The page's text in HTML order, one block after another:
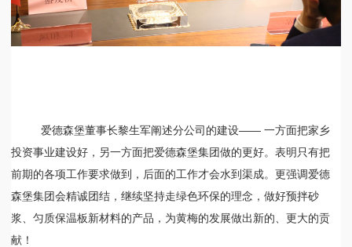
爱德森堡董事长黎生军阐述分公司的建设—— 一方面把家乡
投资事业建设好，另一方面把爱德森堡集团做的更好。表明只有把
前期的各项工作要求做到，后面的工作才会水到渠成。更强调爱德
森堡集团会精诚团结，继续坚持走绿色环保的理念，做好预拌砂
浆、匀质保温板新材料的产品，为黄梅的发展做出新的、更大的贡
献！